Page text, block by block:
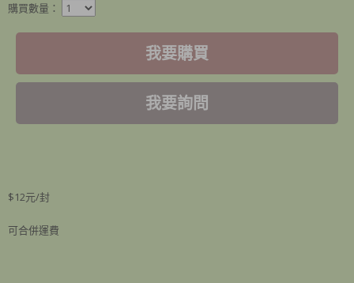
購買數量：
我要購買
我要詢問
$12元/封
可合併運費